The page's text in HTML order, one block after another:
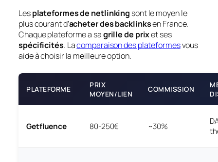
Lesplateformes de netlinking sont le moyen le
plus courant d’acheter des backlinksen France.
Chaque plateforme a sagrille de prixet ses
spécificités. Lacomparaison des plateformesvous
aide à choisir la meilleure option.
PLATEFORME
PRIX
MOYEN/LIEN
COMMISSION
Getfluence 80-250€ ~30%